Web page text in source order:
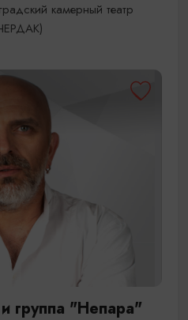
камерный театр
группа "Непара"